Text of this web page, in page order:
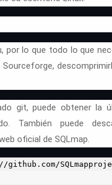
por lo que todo lo que
git, puede obtener la
También puede
oficial de SQLmap.